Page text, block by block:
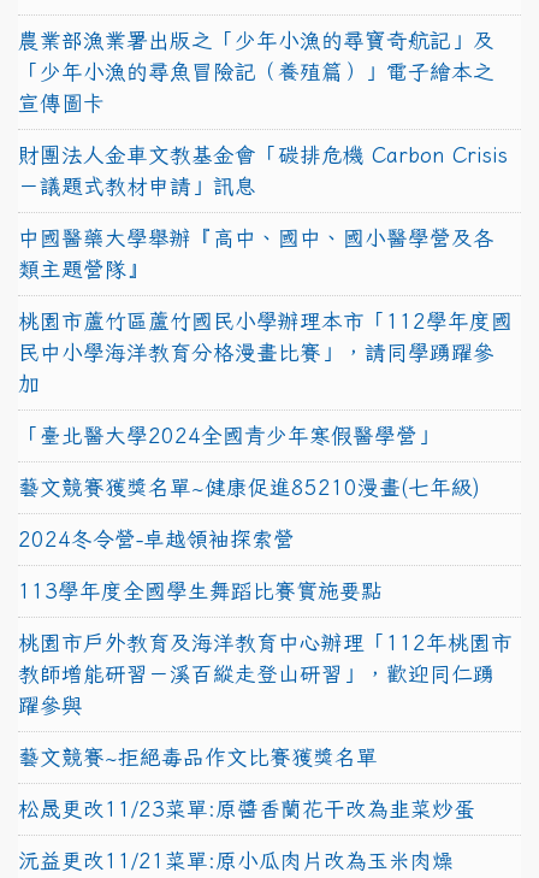
農業部漁業署出版之「少年小漁的尋寶奇航記」及
「少年小漁的尋魚冒險記（養殖篇）」電子繪本之
宣傳圖卡
財團法人金車文教基金會「碳排危機 Carbon Crisis
－議題式教材申請」訊息
中國醫藥大學舉辦『高中、國中、國小醫學營及各
類主題營隊』
桃園市蘆竹區蘆竹國民小學辦理本市「112學年度國
民中小學海洋教育分格漫畫比賽」，請同學踴躍參
加
「臺北醫大學2024全國青少年寒假醫學營」
藝文競賽獲獎名單~健康促進85210漫畫(七年級)
2024冬令營-卓越領袖探索營
113學年度全國學生舞蹈比賽實施要點
桃園市戶外教育及海洋教育中心辦理「112年桃園市
教師增能研習－溪百縱走登山研習」，歡迎同仁踴
躍參與
藝文競賽~拒絕毒品作文比賽獲獎名單
松晟更改11/23菜單:原醬香蘭花干改為韭菜炒蛋
沅益更改11/21菜單:原小瓜肉片改為玉米肉燥